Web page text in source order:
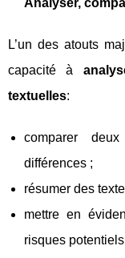
Analyser,
L’un des atouts
capacité à
textuelles:
comparer
différences ;
résumer des
mettre en
risques potentiels